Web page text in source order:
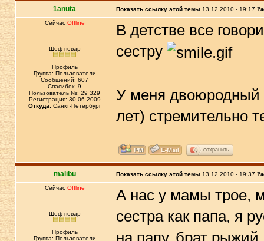
1anuta Показать ссылку этой темы 13.12.2010 - 19:17
Сейчас Offline
Шеф-повар
Профиль
Группа: Пользователи
Сообщений: 607
Спасибок: 9
Пользователь №: 29 329
Регистрация: 30.06.2009
Откуда:Санкт-Петербург
В детстве все
сестру
У меня двоюродный
лет) стремительно
сохранить
malibu Показать ссылку этой темы 13.12.2010 - 19:37
Сейчас Offline
Шеф-повар
Профиль
Группа: Пользователи
А нас у мамы трое,
сестра как папа, я
на папу, брат